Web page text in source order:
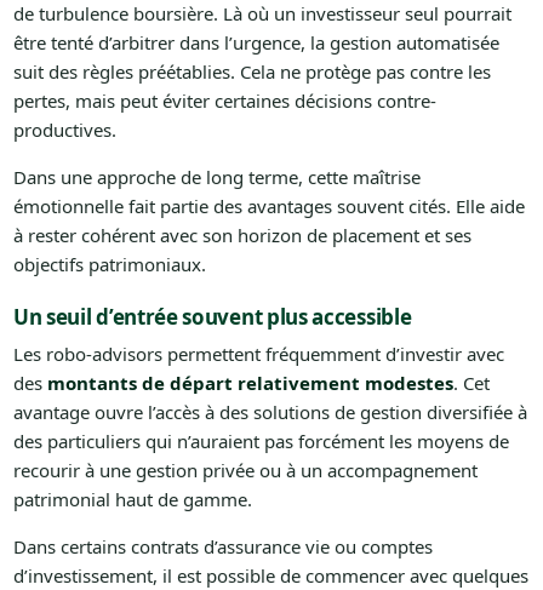
de turbulence boursière. Là où un investisseur seul pourrait
être tenté d’arbitrer dans l’urgence, la gestion automatisée
suit des règles préétablies. Cela ne protège pas contre les
pertes, mais peut éviter certaines décisions contre-
productives.
Dans une approche de long terme, cette maîtrise
émotionnelle fait partie des avantages souvent cités. Elle aide
à rester cohérent avec son horizon de placement et ses
objectifs patrimoniaux.
Un seuil d’entrée souvent plus accessible
Les robo-advisors permettent fréquemment d’investir avec
des montants de départ relativement modestes. Cet
avantage ouvre l’accès à des solutions de gestion diversifiée à
des particuliers qui n’auraient pas forcément les moyens de
recourir à une gestion privée ou à un accompagnement
patrimonial haut de gamme.
Dans certains contrats d’assurance vie ou comptes
d’investissement, il est possible de commencer avec quelques